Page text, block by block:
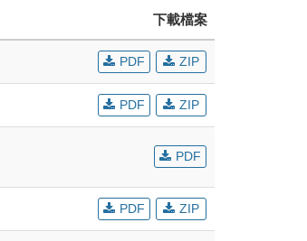
下載檔案
PDF ZIP
PDF ZIP
PDF
PDF ZIP